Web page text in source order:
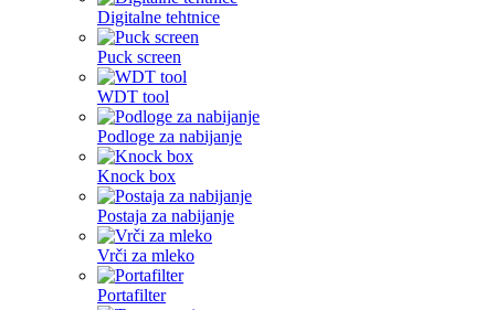
Digitalne tehtnice
Puck screen
WDT tool
Podloge za nabijanje
Knock box
Postaja za nabijanje
Vrči za mleko
Portafilter